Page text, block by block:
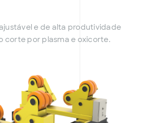
e de alta produtividade
corte por plasma e oxicorte.